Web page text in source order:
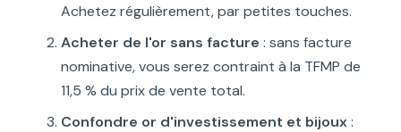
Achetez régulièrement, par petites touches.
Acheter de l'or sans facture : sans facture
nominative, vous serez contraint à la TFMP de
11,5 % du prix de vente total.
Confondre or d'investissement et bijoux: